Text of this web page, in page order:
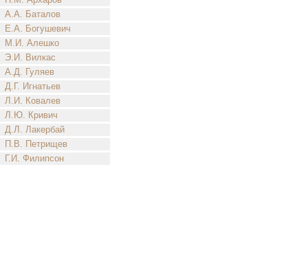
А.А. Баталов
Е.А. Богушевич
М.И. Алешко
Э.И. Вилкас
А.Д. Гуляев
Д.Г. Игнатьев
Л.И. Ковалев
Л.Ю. Кривич
Д.Л. Лакербай
П.В. Петрищев
Г.И. Филипсон